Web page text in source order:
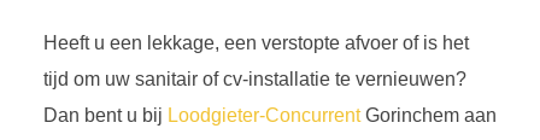
Heeft u een lekkage, een verstopte afvoer of is het
tijd om uw sanitair of cv-installatie te vernieuwen?
Dan bent u bij Loodgieter-ConcurrentGorinchem aan